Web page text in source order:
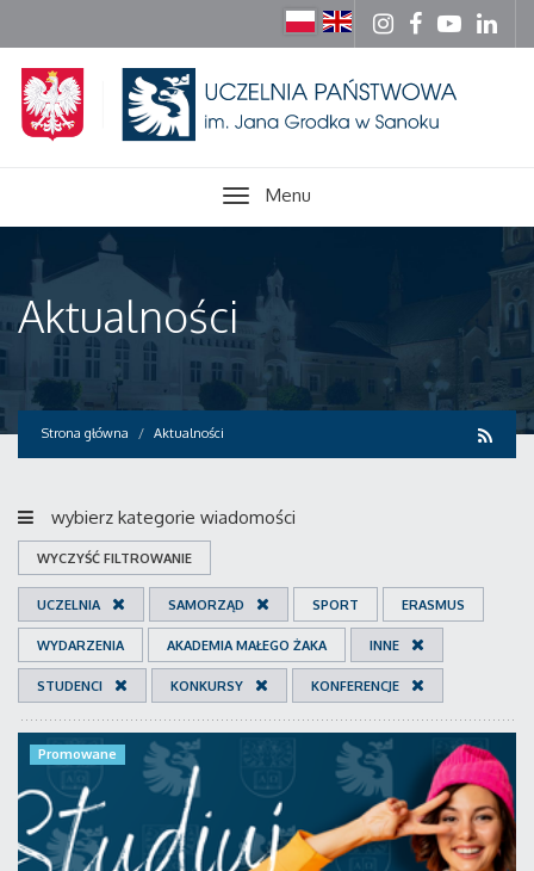
Menu
Aktualności
Strona główna Aktualności
wybierz kategorie wiadomości
WYCZYŚĆ FILTROWANIE
UCZELNIA SAMORZĄD SPORT ERASMUS
WYDARZENIA AKADEMIA MAŁEGO ŻAKA INNE
STUDENCI KONKURSY KONFERENCJE
Promowane